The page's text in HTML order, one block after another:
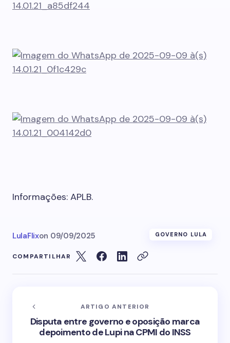
Informações: APLB.
LulaFlixon 09/09/2025 GOVERNO LULA
COMPARTILHAR
ARTIGO ANTERIOR
Disputa entre governo e oposição marca
depoimento de Lupi na CPMI do INSS